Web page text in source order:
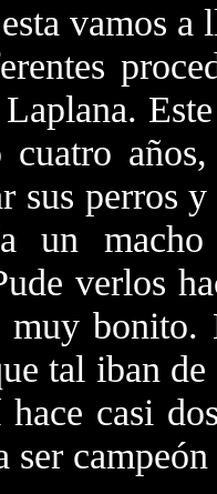
vamos a
cuatro
sus perros
un
verlos
muy bonito.
tal iban
casi
ser